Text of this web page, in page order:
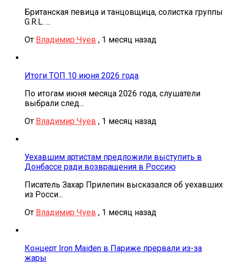
Британская певица и танцовщица, солистка группы
G.R.L. ...
От Владимир Чуев , 1 месяц назад
Итоги ТОП 10 июня 2026 года
По итогам июня месяца 2026 года, слушатели
выбрали след...
От Владимир Чуев , 1 месяц назад
Уехавшим артистам предложили выступить в
Донбассе ради возвращения в Россию
Писатель Захар Прилепин высказался об уехавших
из Росси...
От Владимир Чуев , 1 месяц назад
Концерт Iron Maiden в Париже прервали из-за
жары